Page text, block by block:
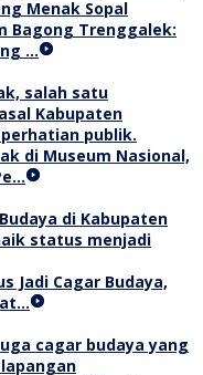
Bagong Trenggalek:
…
di Museum Nasional,
Jadi Cagar Budaya,